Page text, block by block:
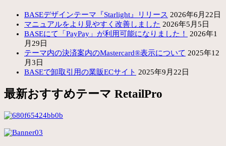
BASEデザインテーマ『Starlight』リリース 2026年6月22日
マニュアルをより見やすく改善しました 2026年5月5日
BASEにて「PayPay」が利用可能になりました！
2026年1
月29日
テーマ内の決済案内のMastercard®表示について 2025年12
月3日
BASEで卸取引用の業販ECサイト 2025年9月22日
最新おすすめテーマ RetailPro